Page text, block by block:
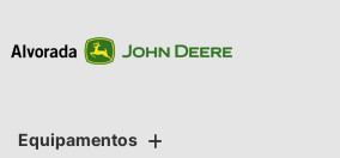
Equipamentos